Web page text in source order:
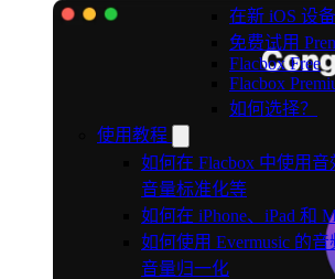
在新 iOS 设
免费试用
Flacbox Free
Flacbox
如何选择？
使用教程
如何在 Flacbox 中使用
音量标准化等
如何在 iPhone、iPad 和
如何使用 Evermusic 的
音量归一化